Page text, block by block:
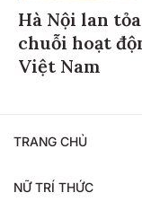
Hà Nội lan
chuỗi hoạt
Việt Nam
TRANG CHỦ
NỮ TRÍ THỨC